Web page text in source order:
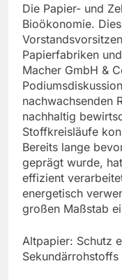
Die Papier- und
Bioökonomie.
Papierfabriken
Macher GmbH &
nachwachsenden
nachhaltig
Stoffkreisläufe
Bereits lange
geprägt wurde,
effizient
energetisch
großen Maßstab
Altpapier: Schutz
Sekundärrohstoffs